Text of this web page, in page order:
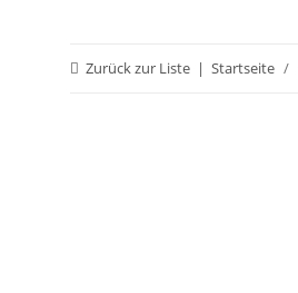
Zurück zur Liste Startseite